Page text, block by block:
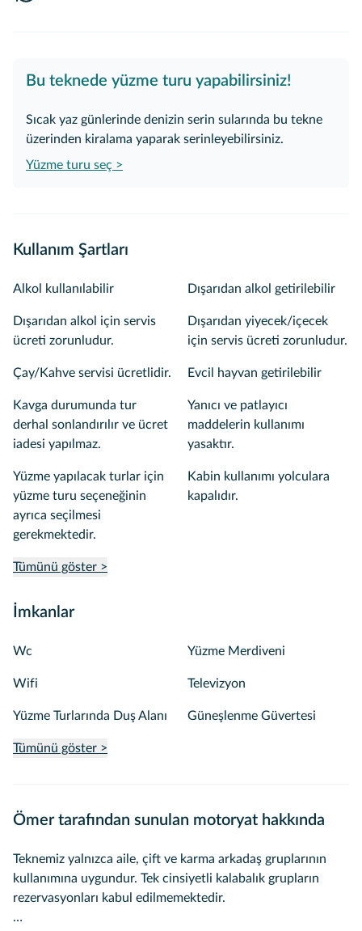
Bu teknede yüzme turu yapabilirsiniz!
Sıcak yaz günlerinde denizin serin sularında bu tekne
üzerinden kiralama yaparak serinleyebilirsiniz.
Yüzme turu seç >
Kullanım Şartları
Alkol kullanılabilir Dışarıdan alkol getirilebilir
Dışarıdan alkol için servis
ücreti zorunludur.
Dışarıdan yiyecek/içecek
için servis ücreti zorunludur.
Çay/Kahve servisi ücretlidir. Evcil hayvan getirilebilir
Kavga durumunda tur
derhal sonlandırılır ve ücret
iadesi yapılmaz.
Yanıcı ve patlayıcı
maddelerin kullanımı
yasaktır.
Yüzme yapılacak turlar için
yüzme turu seçeneğinin
ayrıca seçilmesi
gerekmektedir.
Kabin kullanımı yolculara
kapalıdır.
Tümünü göster >
İmkanlar
Wc Yüzme Merdiveni
Wifi Televizyon
Yüzme Turlarında Duş Alanı Güneşlenme Güvertesi
Tümünü göster >
Ömer tarafından sunulan motoryat hakkında
Teknemiz yalnızca aile, çift ve karma arkadaş gruplarının
kullanımına uygundur. Tek cinsiyetli kalabalık grupların
rezervasyonları kabul edilmemektedir.